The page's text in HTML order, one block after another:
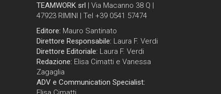
TEAMWORK srl | Via Macanno 38 Q |
47923 RIMINI | Tel +39 0541 57474
Editore: Mauro Santinato
Direttore Responsabile: Laura F. Verdi
Direttore Editoriale: Laura F. Verdi
Redazione: Elisa Cimatti e Vanessa
Zagaglia
ADV e Communication Specialist: